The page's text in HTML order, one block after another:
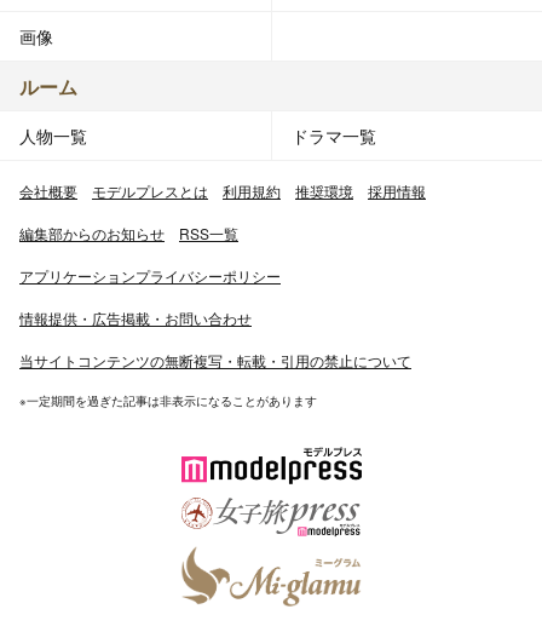
画像
ルーム
人物一覧 ドラマ一覧
会社概要 モデルプレスとは 利用規約 推奨環境 採用情報
編集部からのお知らせ RSS一覧
アプリケーションプライバシーポリシー
情報提供・広告掲載・お問い合わせ
当サイトコンテンツの無断複写・転載・引用の禁止について
※一定期間を過ぎた記事は非表示になることがあります